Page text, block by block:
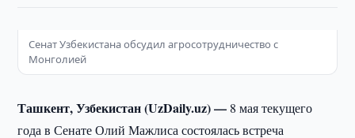
Сенат Узбекистана обсудил агросотрудничество с
Монголией
Ташкент, Узбекистан (UzDaily.uz) — 8 мая текущего
года в Сенате Олий Мажлиса состоялась встреча